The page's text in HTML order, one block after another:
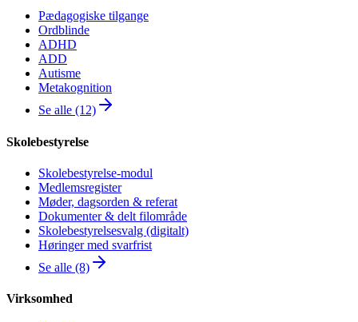
Pædagogiske tilgange
Ordblinde
ADHD
ADD
Autisme
Metakognition
Se alle (12)
Skolebestyrelse
Skolebestyrelse-modul
Medlemsregister
Møder, dagsorden & referat
Dokumenter & delt filområde
Skolebestyrelsesvalg (digitalt)
Høringer med svarfrist
Se alle (8)
Virksomhed